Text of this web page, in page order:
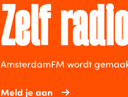
Zelf
AmsterdamFM wordt
Meld je aan